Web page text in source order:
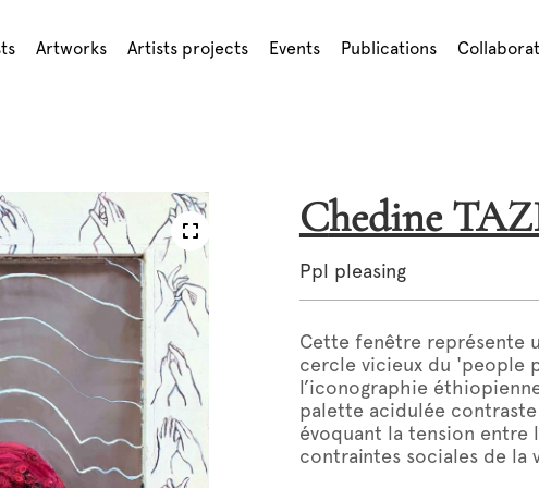
Artworks Artists projects Events Publications
Chedine
Ppl pleasing
Cette fenêtre représente
cercle vicieux du 'people
l’iconographie
palette acidulée
évoquant la tension entre
contraintes sociales de la